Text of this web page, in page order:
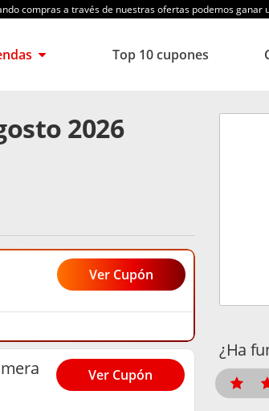
compras a través de nuestras ofertas podemos ganar
Top 10 cupones
2026
Ver Cupón
Ver Cupón
¿Ha